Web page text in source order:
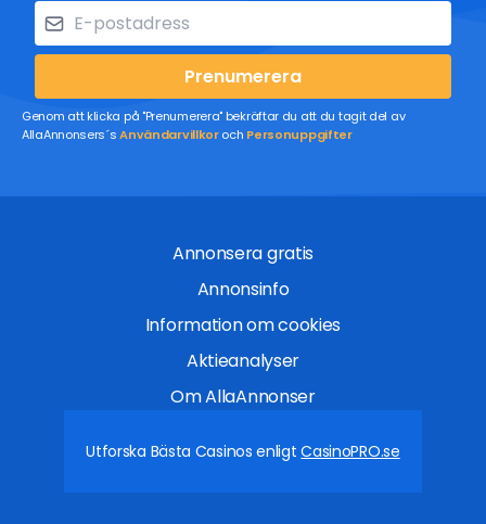
Prenumerera
Genom att klicka på "Prenumerera" bekräftar du att du tagit del av
AllaAnnonsers´sAnvändarvillkoroch Personuppgifter
Annonsera gratis
Annonsinfo
Information om cookies
Aktieanalyser
Om AllaAnnonser
Utforska Bästa Casinos enligtCasinoPRO.se